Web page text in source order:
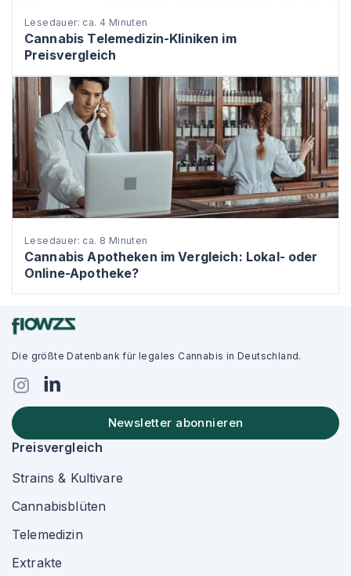
Lesedauer: ca. 4 Minuten
Cannabis Telemedizin-Kliniken im
Preisvergleich
Lesedauer: ca. 8 Minuten
Cannabis Apotheken im Vergleich: Lokal- oder
Online-Apotheke?
Die größte Datenbank für legales Cannabis in Deutschland.
Newsletter abonnieren
Preisvergleich
Strains & Kultivare
Cannabisblüten
Telemedizin
Extrakte